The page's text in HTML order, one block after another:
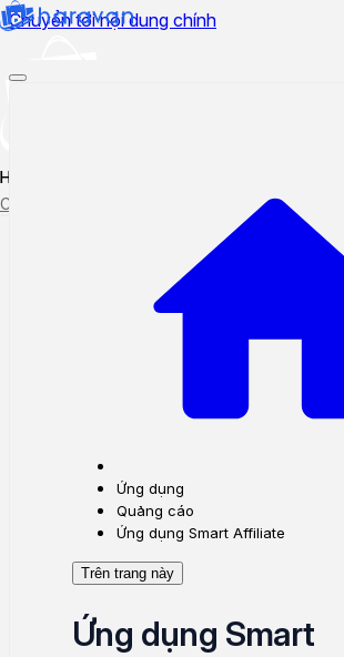
Chuyển tới nội dung chính
Hướng dẫn sử dụng
Cập nhật tính năng mới
Theo dõi ticket
Ứng dụng
Quảng cáo
Ứng dụng Smart Affiliate
Trên trang này
Ứng dụng Smart